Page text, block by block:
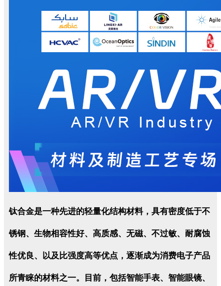
钛合金是一种先进的轻量化结构材料，具有密度低于不
锈钢、生物相容性好、高质感、无磁、不过敏、耐腐蚀
性优良、以及比强度高等优点，逐渐成为消费电子产品
所青睐的材料之一。目前，包括智能手表、智能眼镜、